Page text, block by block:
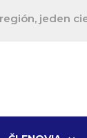
jeden